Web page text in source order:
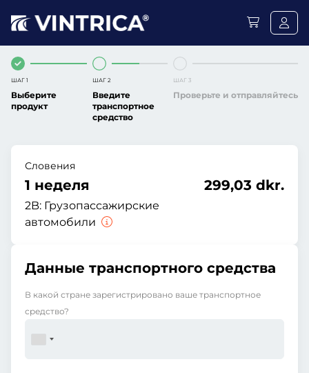
ШАГ 1
Выберите
продукт
ШАГ 2
Введите
транспортное
средство
ШАГ 3
Проверьте и отправляйтесь
Словения
1 неделя
2B: Грузопассажирские
автомобили
299,03 dkr.
Данные транспортного средства
В какой стране зарегистрировано ваше транспортное
средство?